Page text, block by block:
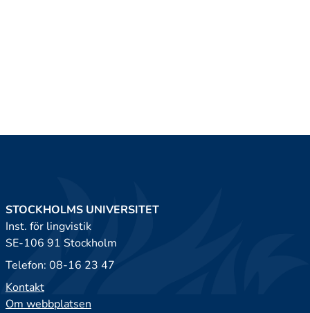
STOCKHOLMS UNIVERSITET
Inst. för lingvistik
SE-106 91 Stockholm
Telefon: 08-16 23 47
Kontakt
Om webbplatsen